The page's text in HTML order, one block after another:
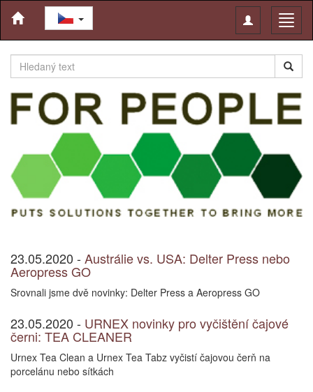
Toggle
navigation
23.05.2020 - Austrálie vs. USA: Delter Press nebo
Aeropress GO
Srovnali jsme dvě novinky: Delter Press a Aeropress GO
23.05.2020 - URNEX novinky pro vyčištění čajové
černi: TEA CLEANER
Urnex Tea Clean a Urnex Tea Tabz vyčistí čajovou čerň na
porcelánu nebo sítkách